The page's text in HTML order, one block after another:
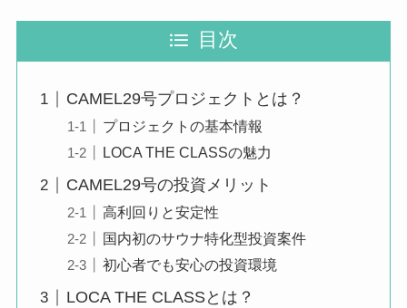
目次
CAMEL29号プロジェクトとは？
プロジェクトの基本情報
LOCA THE CLASSの魅力
CAMEL29号の投資メリット
高利回りと安定性
国内初のサウナ特化型投資案件
初心者でも安心の投資環境
LOCA THE CLASSとは？